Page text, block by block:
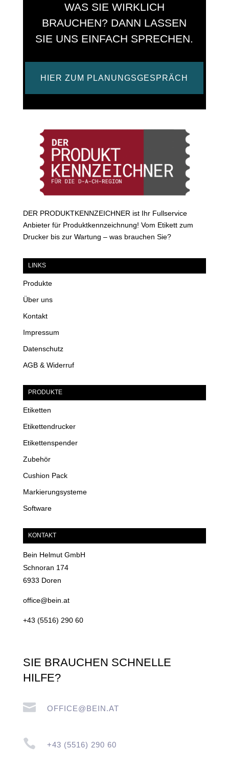
WAS SIE WIRKLICH
BRAUCHEN? DANN LASSEN
SIE UNS EINFACH SPRECHEN.
HIER ZUM PLANUNGSGESPRÄCH
DER PRODUKTKENNZEICHNER ist Ihr Fullservice
Anbieter für Produktkennzeichnung! Vom Etikett zum
Drucker bis zur Wartung – was brauchen Sie?
LINKS
Produkte
Über uns
Kontakt
Impressum
Datenschutz
AGB & Widerruf
PRODUKTE
Etiketten
Etikettendrucker
Etikettenspender
Zubehör
Cushion Pack
Markierungsysteme
Software
KONTAKT
Bein Helmut GmbH
Schnoran 174
6933 Doren
office@bein.at
+43 (5516) 290 60
SIE BRAUCHEN SCHNELLE
HILFE?
 OFFICE@BEIN.AT
 +43 (5516) 290 60